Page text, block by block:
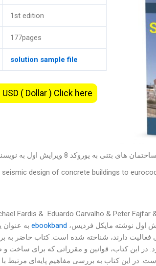
1st edition
177pages
solution sample file
( Dollar ) Click here
8 ویرایش اول به نویسندگی مایکل فردیس
seismic design of concrete buildings to
Eduardo Carvalho & Peter Fajfar
ebookbandبه عنوان
دارند، شناخته شده است. کتاب حاضر به
بتنی با استفاده از یوروکد 8 می‌پردازد. در این کتاب، قوانین و
در این کتاب به بررسی مفاهیم پایه‌ای مرتبط با